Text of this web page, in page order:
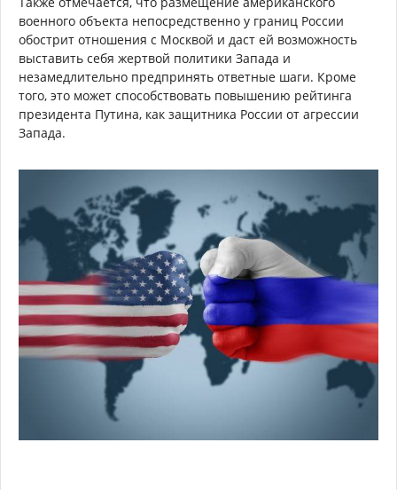
военного объекта непосредственно у границ России
обострит отношения с Москвой и даст ей возможность
выставить себя жертвой политики Запада и
незамедлительно предпринять ответные шаги. Кроме
того, это может способствовать повышению рейтинга
президента Путина, как защитника России от агрессии
Запада.